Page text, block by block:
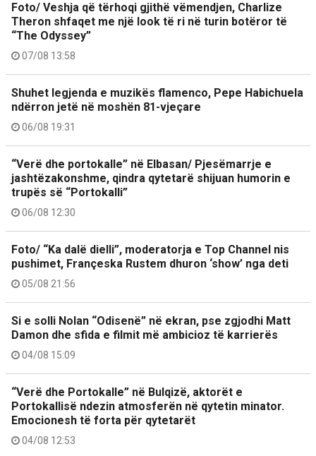
Foto/ Veshja që tërhoqi gjithë vëmendjen, Charlize
Theron shfaqet me një look të ri në turin botëror të
“The Odyssey”
07/08 13:58
Shuhet legjenda e muzikës flamenco, Pepe Habichuela
ndërron jetë në moshën 81-vjeçare
06/08 19:31
“Verë dhe portokalle” në Elbasan/ Pjesëmarrje e
jashtëzakonshme, qindra qytetarë shijuan humorin e
trupës së “Portokalli”
06/08 12:30
Foto/ “Ka dalë dielli”, moderatorja e Top Channel nis
pushimet, Françeska Rustem dhuron ‘show’ nga deti
05/08 21:56
Si e solli Nolan “Odisenë” në ekran, pse zgjodhi Matt
Damon dhe sfida e filmit më ambicioz të karrierës
04/08 15:09
“Verë dhe Portokalle” në Bulqizë, aktorët e
Portokallisë ndezin atmosferën në qytetin minator.
Emocionesh të forta për qytetarët
04/08 12:53